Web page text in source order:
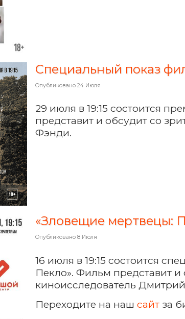
Специальный показ
Опубликовано 24 Июля
29 июля в 19:15 состоится
представит и обсудит со
Фэнди.
«Зловещие мертвецы:
Опубликовано 8 Июля
16 июля в 19:15 состоится
Пекло». Фильм представит и
киноисследователь
Переходите на нашсайт за